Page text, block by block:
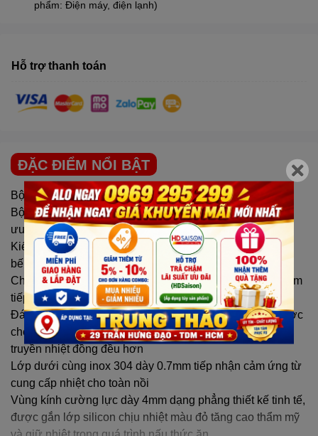
phẩm: Điện máy, điện lạnh)
Hỗ trợ thanh toán
ĐẶC ĐIỂM NỔI BẬT
Bộ nồi inox 304-18/10 cao cấp Visions
Bộ nồi - Chảo cấu trúc 3 đáy giúp truyền và giữ nhiệt tối
ưu, tiết kiệm năng lượng
Kiểu dáng đáy thẳng sang trọng và tăng tiết diện lên mặt
bếp
Chất liệu: Toàn thân nồi inox SUS304 - 18/10 dày 0.78mm
tiếp xúc thực phẩm an toàn
Đáy nồi sử dụng nhiều lớp và lớp nhôm dày 5.5mm, được
chế tạo bằng máy tạo áp lực ma sát, khiến nồi có thể
truyền nhiệt đồng đều hơn
Lớp dưới cùng inox 304 dày 0.7mm tiếp nhận cảm ứng từ
cung cấp nhiệt cho toàn nồi
Vùng kính cường lực dày 4mm dạng phẳng thiết kế tinh tế,
được gắn lớp silicon chịu nhiệt màu đỏ tăng cao thẩm mỹ